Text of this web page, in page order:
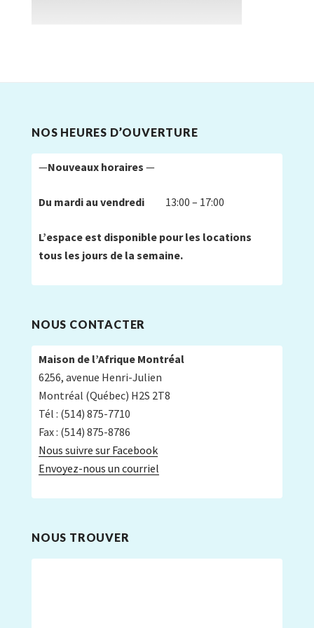
NOS HEURES D’OUVERTURE
—Nouveaux horaires —
Du mardi au vendredi 13:00 – 17:00
L’espace est disponible pour les locations
tous les jours de la semaine.
NOUS CONTACTER
Maison de l’Afrique Montréal
6256, avenue Henri-Julien
Montréal (Québec) H2S 2T8
Tél : (514) 875-7710
Fax : (514) 875-8786
Nous suivre sur Facebook
Envoyez-nous un courriel
NOUS TROUVER